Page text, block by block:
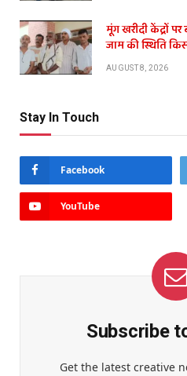
मूंग खरीदी केंद्रों
जाम की स्थिति
AUGUST 8, 2026
Stay In Touch
Facebook
YouTube
Subscribe
Get the latest creative